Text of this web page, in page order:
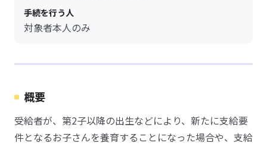
手続を行う人
対象者本人のみ
概要
受給者が、第2子以降の出生などにより、新たに支給要
件となるお子さんを養育することになった場合や、支給